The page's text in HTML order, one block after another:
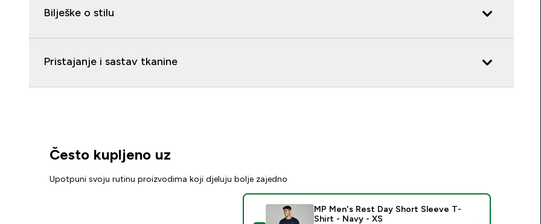
Bilješke o stilu
Pristajanje i sastav tkanine
Često kupljeno uz
Upotpuni svoju rutinu proizvodima koji djeluju bolje zajedno
MP Men's Rest Day Short Sleeve T-
Shirt - Navy - XS